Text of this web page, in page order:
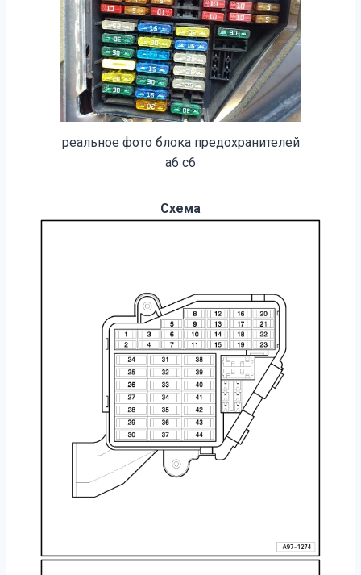
реальное фото блока предохранителей
а6 с6
Схема